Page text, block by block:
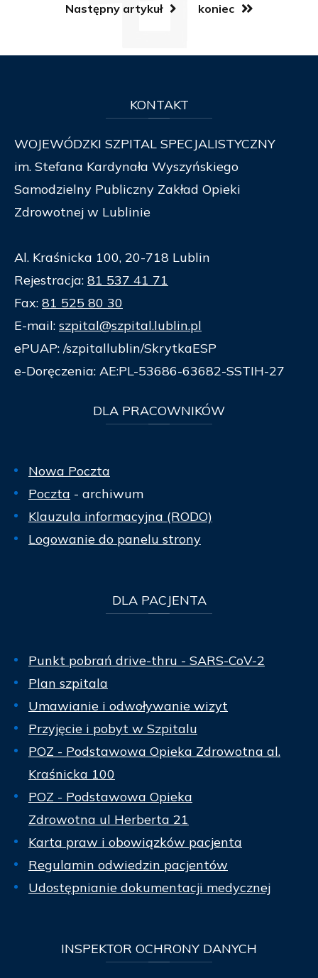
Następny artykuł koniec
KONTAKT
WOJEWÓDZKI SZPITAL SPECJALISTYCZNY
im. Stefana Kardynała Wyszyńskiego
Samodzielny Publiczny Zakład Opieki
Zdrowotnej w Lublinie
Al. Kraśnicka 100, 20-718 Lublin
Rejestracja: 81 537 41 71
Fax: 81 525 80 30
E-mail: szpital@szpital.lublin.pl
ePUAP: /szpitallublin/SkrytkaESP
e-Doręczenia: AE:PL-53686-63682-SSTIH-27
DLA PRACOWNIKÓW
Nowa Poczta
Poczta - archiwum
Klauzula informacyjna (RODO)
Logowanie do panelu strony
DLAPACJENTA
Punkt pobrań drive-thru - SARS-CoV-2
Plan szpitala
Umawianie i odwoływanie wizyt
Przyjęcie i pobyt w Szpitalu
POZ - Podstawowa Opieka Zdrowotna al.
Kraśnicka 100
POZ - Podstawowa Opieka
Zdrowotna ul Herberta 21
Karta praw i obowiązków pacjenta
Regulamin odwiedzin pacjentów
Udostępnianie dokumentacji medycznej
INSPEKTOR OCHRONY DANYCH